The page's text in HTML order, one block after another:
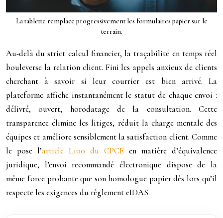
La tablette remplace progressivement les formulaires papier sur le
terrain.
Au-delà du strict calcul financier, la traçabilité en temps réel
bouleverse la relation client. Fini les appels anxieux de clients
cherchant à savoir si leur courrier est bien arrivé. La
plateforme affiche instantanément le statut de chaque envoi :
délivré, ouvert, horodatage de la consultation. Cette
transparence élimine les litiges, réduit la charge mentale des
équipes et améliore sensiblement la satisfaction client. Comme
le pose l’article L100 du CPCE en matière d’équivalence
juridique, l’envoi recommandé électronique dispose de la
même force probante que son homologue papier dès lors qu’il
respecte les exigences du règlement eIDAS.